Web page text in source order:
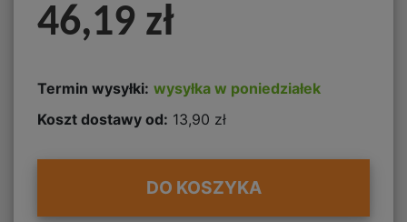
46,19 zł
Termin wysyłki: wysyłka w poniedziałek
Koszt dostawy od: 13,90 zł
DO KOSZYKA